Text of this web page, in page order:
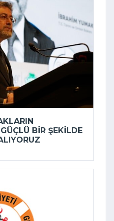
BIR ŞEKILDE